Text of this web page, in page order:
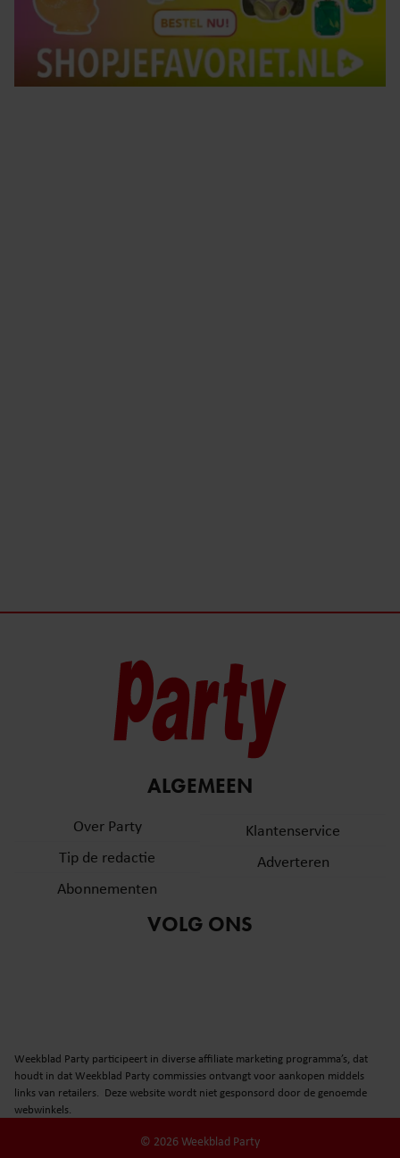
ALGEMEEN
Over Party
Tip de redactie
Abonnementen
Klantenservice
Adverteren
VOLG ONS
Weekblad Party participeert in diverse affiliate marketing programma’s, dat
houdt in dat Weekblad Party commissies ontvangt voor aankopen middels
links van retailers. Deze website wordt niet gesponsord door de genoemde
webwinkels.
© 2026 Weekblad Party